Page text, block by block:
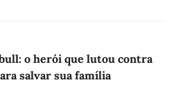
o herói que lutou contra
salvar sua família